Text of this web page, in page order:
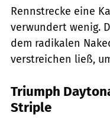
Rennstrecke eine
verwundert wenig.
dem radikalen
verstreichen ließ,
Triumph
Striple